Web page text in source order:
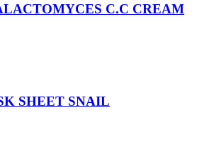
C.C CREAM
SHEET SNAIL